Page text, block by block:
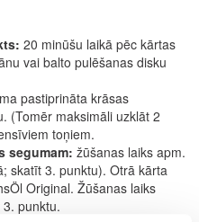
20 minūšu laikā pēc kārtas
vai balto pulēšanas disku
pastiprināta krāsas
(Tomēr maksimāli uzklāt 2
toņiem.
segumam: žūšanas laiks apm.
skatīt 3. punktu). Otrā kārta
Original. Žūšanas laiks
punktu.